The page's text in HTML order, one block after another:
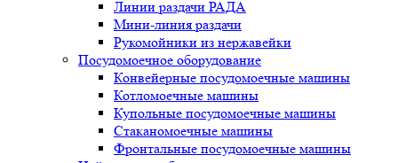
Линии раздачи РАДА
Мини-линия раздачи
Рукомойники из нержавейки
Посудомоечное оборудование
Конвейерные посудомоечные машины
Котломоечные машины
Купольные посудомоечные машины
Стаканомоечные машины
Фронтальные посудомоечные машины